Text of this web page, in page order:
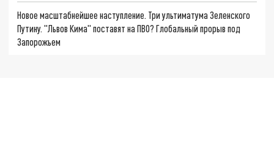
Новое масштабнейшее наступление. Три ультиматума Зеленского
Путину. "Львов Кима" поставят на ПВО? Глобальный прорыв под
Запорожьем